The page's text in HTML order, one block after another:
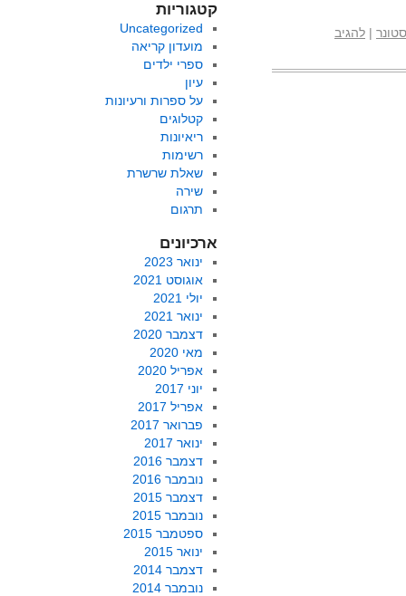
סטונר | להגיב
קטגוריות
Uncategorized
מועדון קריאה
ספרי ילדים
עיון
על ספרות ורעיונות
קטלוגים
ריאיונות
רשימות
שאלת שרשרת
שירה
תרגום
ארכיונים
ינואר 2023
אוגוסט 2021
יולי 2021
ינואר 2021
דצמבר 2020
מאי 2020
אפריל 2020
יוני 2017
אפריל 2017
פברואר 2017
ינואר 2017
דצמבר 2016
נובמבר 2016
דצמבר 2015
נובמבר 2015
ספטמבר 2015
ינואר 2015
דצמבר 2014
נובמבר 2014